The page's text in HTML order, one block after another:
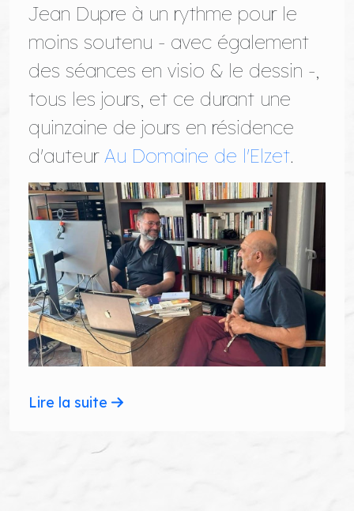
Jean Dupre à un rythme pour le
moins soutenu - avec également
des séances en visio & le dessin -,
tous les jours, et ce durant une
quinzaine de jours en résidence
d'auteur Au Domaine de l'Elzet.
Lire la suite